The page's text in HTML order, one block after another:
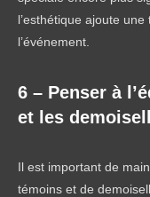
l’esthétique ajoute
l’événement.
6 – Penser à
et les
Il est important de
témoins et de